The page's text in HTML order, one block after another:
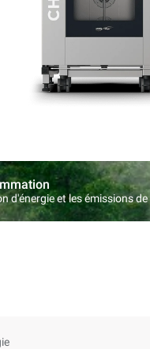
d'énergie et les émissions